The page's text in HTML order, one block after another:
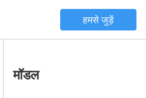
हमसे जुड़ें
मॉडल